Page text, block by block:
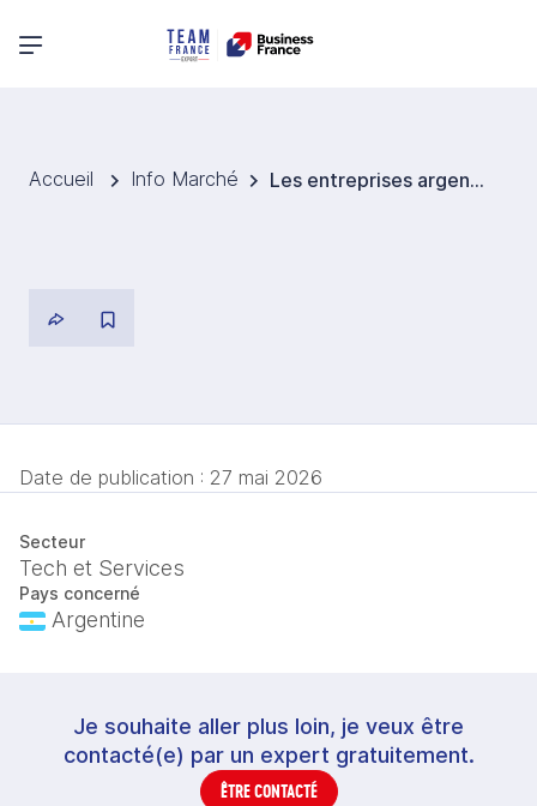
Menu principal
Accueil Info Marché Les entreprises argentines face à une intensification des cyberattaques
Date de publication : 27 mai 2026
Secteur
Tech et Services
Pays concerné
Argentine
Je souhaite aller plus loin, je veux être
contacté(e) par un expert gratuitement.
ÊTRE CONTACTÉ